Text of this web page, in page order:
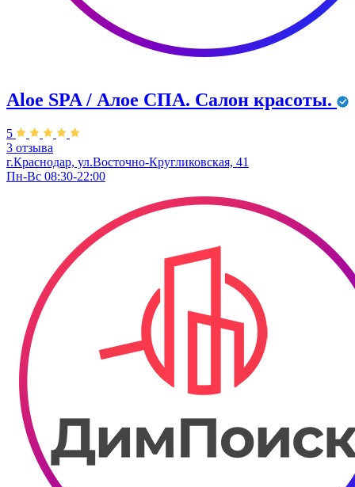
Aloe SPA / Алое СПА. Салон красоты.
5
3 отзыва
г.Краснодар, ул.Восточно-Кругликовская, 41
Пн-Вс 08:30-22:00